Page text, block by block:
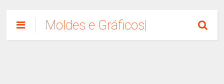
Moldes e Gráficos|
Como Fazer